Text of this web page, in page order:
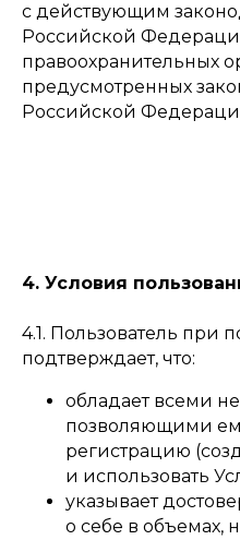
с действующим
Российской
правоохранительных
предусмотренных
Российской
4. Условия
4.1. Пользователь при
подтверждает, что:
обладает всеми
позволяющими
регистрацию
и использовать
указывает
о себе в объемах,